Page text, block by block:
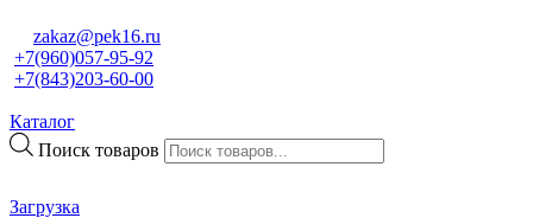
zakaz@pek16.ru
+7(960)057-95-92
+7(843)203-60-00
Каталог
Поиск товаров
Загрузка